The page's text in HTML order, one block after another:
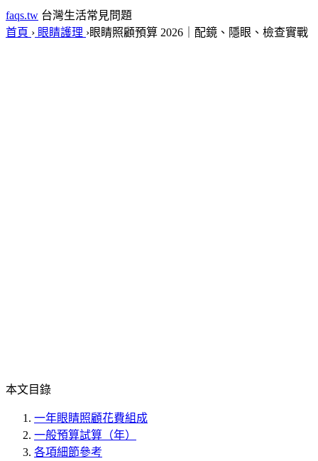
faqs.tw 台灣生活常見問題
首頁 › 眼睛護理 ›眼睛照顧預算 2026｜配鏡、隱眼、檢查實戰
本文目錄
一年眼睛照顧花費組成
一般預算試算（年）
各項細節參考